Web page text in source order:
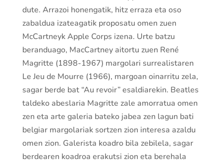
dute. Arrazoi honengatik, hitz erraza eta oso
zabaldua izateagatik proposatu omen zuen
McCartneyk Apple Corps izena. Urte batzu
beranduago, MacCartney aitortu zuen René
Magritte (1898-1967) margolari surrealistaren
Le Jeu de Mourre (1966), margoan oinarritu zela,
sagar berde bat “Au revoir” esaldiarekin. Beatles
taldeko abeslaria Magritte zale amorratua omen
zen eta arte galeria bateko jabea zen lagun bati
belgiar margolariak sortzen zion interesa azaldu
omen zion. Galerista koadro bila zebilela, sagar
berdearen koadroa erakutsi zion eta berehala